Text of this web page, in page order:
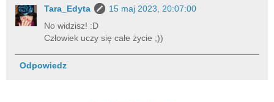
Tara_Edyta
15 maj 2023, 20:07:00
No widzisz! :D
Człowiek uczy się całe życie ;))
Odpowiedz